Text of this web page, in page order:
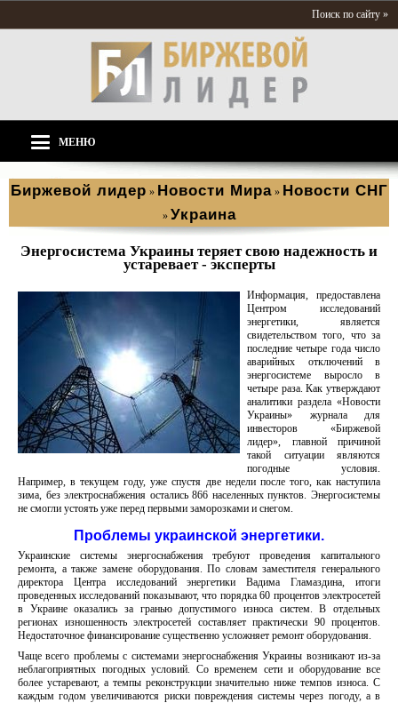
Поиск по сайту »
МЕНЮ
Биржевой лидер » Новости Мира » Новости СНГ
» Украина
Энергосистема Украины теряет свою надежность и
устаревает - эксперты
Информация, предоставлена
Центром исследований
энергетики, является
свидетельством того, что за
последние четыре года число
аварийных отключений в
энергосистеме выросло в
четыре раза. Как утверждают
аналитики раздела «Новости
Украины» журнала для
инвесторов «Биржевой
лидер», главной причиной
такой ситуации являются
погодные условия.
Например, в текущем году, уже спустя две недели после того, как наступила
зима, без электроснабжения остались 866 населенных пунктов. Энергосистемы
не смогли устоять уже перед первыми заморозками и снегом.
Проблемы украинской энергетики.
Украинские системы энергоснабжения требуют проведения капитального
ремонта, а также замене оборудования. По словам заместителя генерального
директора Центра исследований энергетики Вадима Гламаздина, итоги
проведенных исследований показывают, что порядка 60 процентов электросетей
в Украине оказались за гранью допустимого износа систем. В отдельных
регионах изношенность электросетей составляет практически 90 процентов.
Недостаточное финансирование существенно усложняет ремонт оборудования.
Чаще всего проблемы с системами энергоснабжения Украины возникают из-за
неблагоприятных погодных условий. Со временем сети и оборудование все
более устаревают, а темпы реконструкции значительно ниже темпов износа. С
каждым годом увеличиваются риски повреждения системы через погоду, а в